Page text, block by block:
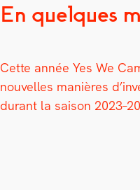
En quelques
Cette année Yes We
nou­velles manières
durant la sai­son